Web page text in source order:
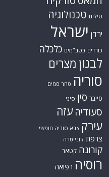
טילים טכנולוגיה
ירדן ישראל
כורדים כטב"מים כלכלה
לבנון מצרים
סוריה סחר סמים
סייבר סין סיני
סעודיה עזה
עירק צבא סוריה חופשי
צרפת קונייטרה
קורונה קטאר
רוסיה רפואה